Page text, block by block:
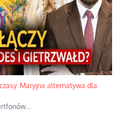
różańcu
tajemnicami....